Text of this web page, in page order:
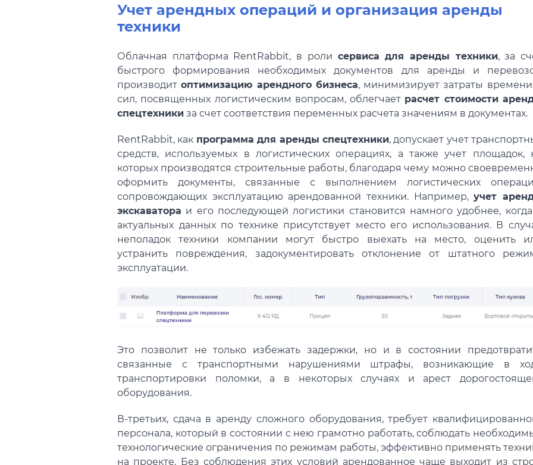
Учет арендных операций и организация аренды
техники
Облачная платформа RentRabbit, в роли сервиса для аренды техники, за
быстрого формирования необходимых документов для аренды и
производитоптимизацию арендного бизнеса, минимизирует затраты
сил, посвященных логистическим вопросам, облегчает расчет стоимости
спецтехники за счет соответствия переменных расчета значениям в документах.
RentRabbit, как программа для аренды спецтехники, допускает учет
средств, используемых в логистических операциях, а также учет площадок,
которых производятся строительные работы, благодаря чему можно
оформить документы, связанные с выполнением логистических
сопровождающих эксплуатацию арендованной техники. Например,учет
экскаватора и его последующей логистики становится намного удобнее,
актуальных данных по технике присутствует место его использования. В
неполадок техники компании могут быстро выехать на место, оценить
устранить повреждения, задокументировать отклонение от штатного
эксплуатации.
Это позволит не только избежать задержки, но и в состоянии
связанные с транспортными нарушениями штрафы, возникающие в
транспортировки поломки, а в некоторых случаях и арест
оборудования.
В-третьих, сдача в аренду сложного оборудования, требует
персонала, который в состоянии с нею грамотно работать, соблюдать
технологические ограничения по режимам работы, эффективно применять
на проекте. Без соблюдения этих условий арендованное чаще выходит из